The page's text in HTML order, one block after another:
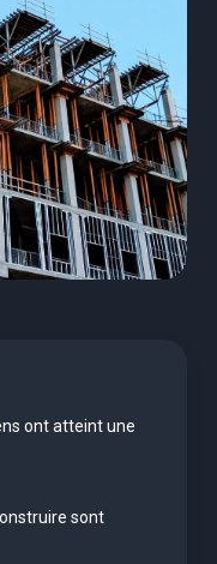
ont atteint une
sont